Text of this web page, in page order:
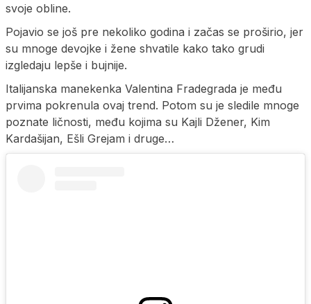
svoje obline.
Pojavio se još pre nekoliko godina i začas se proširio, jer
su mnoge devojke i žene shvatile kako tako grudi
izgledaju lepše i bujnije.
Italijanska manekenka Valentina Fradegrada je među
prvima pokrenula ovaj trend. Potom su je sledile mnoge
poznate ličnosti, među kojima su Kajli Džener, Kim
Kardašijan, Ešli Grejam i druge…